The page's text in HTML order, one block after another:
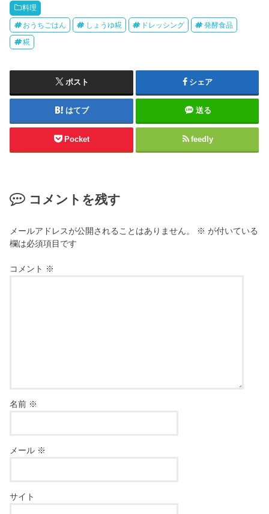
料理
おうちごはん しょうゆ糀 ドレッシング 発酵食品
糀
ポスト シェア
はてブ 送る
Pocket feedly
コメントを残す
メールアドレスが公開されることはありません。 ※ が付いている
欄は必須項目です
コメント ※
名前 ※
メール ※
サイト